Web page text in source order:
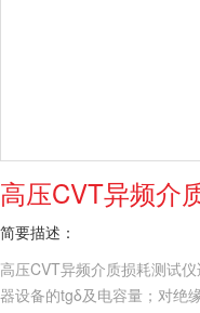
高压CVT异频介
简要描述：
高压CVT异频介质损耗测试
器设备的tgδ及电容量；对绝